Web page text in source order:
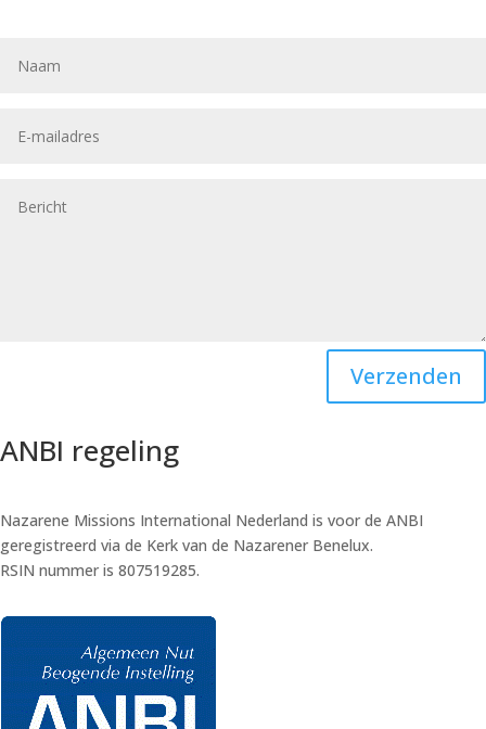
Verzenden
ANBI regeling
Nazarene Missions International Nederland is voor de ANBI
geregistreerd via de Kerk van de Nazarener Benelux.
RSIN nummer is 807519285.